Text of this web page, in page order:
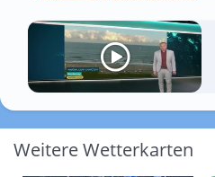
Weitere Wetterkarten